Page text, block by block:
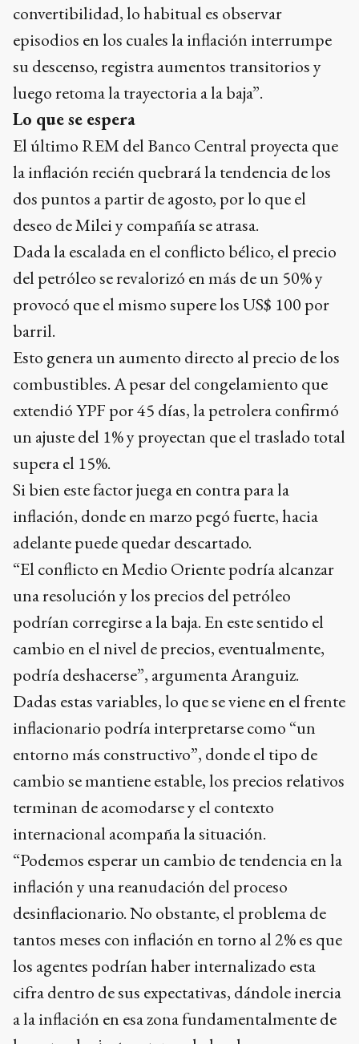
convertibilidad, lo habitual es observar
episodios en los cuales la inflación interrumpe
su descenso, registra aumentos transitorios y
luego retoma la trayectoria a la baja”.
Lo que se espera
El último REM del Banco Central proyecta que
la inflación recién quebrará la tendencia de los
dos puntos a partir de agosto, por lo que el
deseo de Milei y compañía se atrasa.
Dada la escalada en el conflicto bélico, el precio
del petróleo se revalorizó en más de un 50% y
provocó que el mismo supere los US$ 100 por
barril.
Esto genera un aumento directo al precio de los
combustibles. A pesar del congelamiento que
extendió YPF por 45 días, la petrolera confirmó
un ajuste del 1% y proyectan que el traslado total
supera el 15%.
Si bien este factor juega en contra para la
inflación, donde en marzo pegó fuerte, hacia
adelante puede quedar descartado.
“El conflicto en Medio Oriente podría alcanzar
una resolución y los precios del petróleo
podrían corregirse a la baja. En este sentido el
cambio en el nivel de precios, eventualmente,
podría deshacerse”, argumenta Aranguiz.
Dadas estas variables, lo que se viene en el frente
inflacionario podría interpretarse como “un
entorno más constructivo”, donde el tipo de
cambio se mantiene estable, los precios relativos
terminan de acomodarse y el contexto
internacional acompaña la situación.
“Podemos esperar un cambio de tendencia en la
inflación y una reanudación del proceso
desinflacionario. No obstante, el problema de
tantos meses con inflación en torno al 2% es que
los agentes podrían haber internalizado esta
cifra dentro de sus expectativas, dándole inercia
a la inflación en esa zona fundamentalmente de